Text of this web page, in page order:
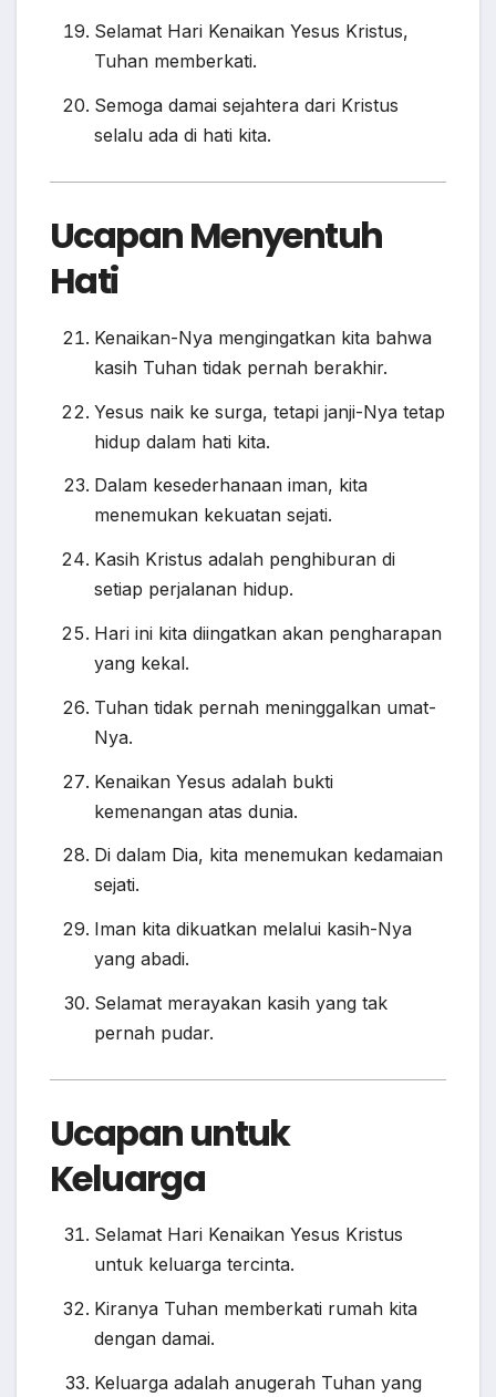
Selamat Hari Kenaikan Yesus Kristus,
Tuhan memberkati.
Semoga damai sejahtera dari Kristus
selalu ada di hati kita.
Ucapan Menyentuh
Hati
Kenaikan-Nya mengingatkan kita bahwa
kasih Tuhan tidak pernah berakhir.
Yesus naik ke surga, tetapi janji-Nya tetap
hidup dalam hati kita.
Dalam kesederhanaan iman, kita
menemukan kekuatan sejati.
Kasih Kristus adalah penghiburan di
setiap perjalanan hidup.
Hari ini kita diingatkan akan pengharapan
yang kekal.
Tuhan tidak pernah meninggalkan umat-
Nya.
Kenaikan Yesus adalah bukti
kemenangan atas dunia.
Di dalam Dia, kita menemukan kedamaian
sejati.
Iman kita dikuatkan melalui kasih-Nya
yang abadi.
Selamat merayakan kasih yang tak
pernah pudar.
Ucapan untuk
Keluarga
Selamat Hari Kenaikan Yesus Kristus
untuk keluarga tercinta.
Kiranya Tuhan memberkati rumah kita
dengan damai.
Keluarga adalah anugerah Tuhan yang